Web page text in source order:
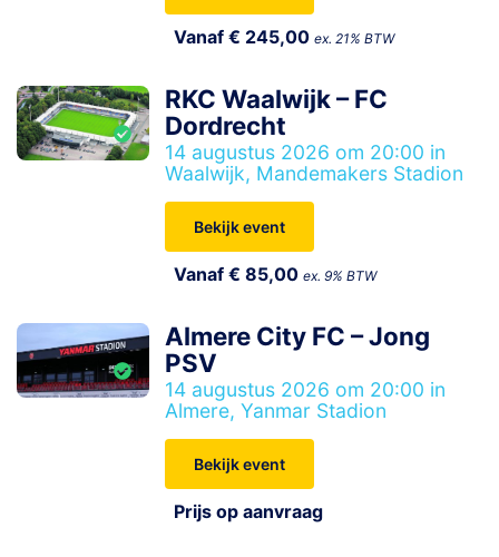
Vanaf € 245,00ex. 21% BTW
RKC Waalwijk – FC
Dordrecht
14 augustus 2026 om 20:00 in
Waalwijk, Mandemakers Stadion
Bekijk event
Vanaf € 85,00ex. 9% BTW
Almere City FC – Jong
PSV
14 augustus 2026 om 20:00 in
Almere, Yanmar Stadion
Bekijk event
Prijs op aanvraag